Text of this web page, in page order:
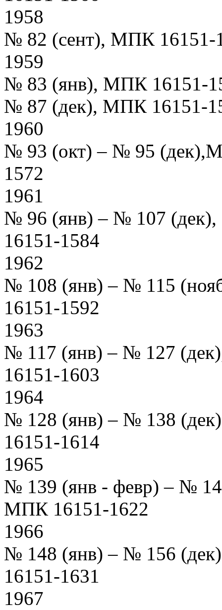
1958
№ 82 (сент), МПК 16151-
1959
№ 83 (янв), МПК 16151-
№ 87 (дек), МПК 16151-
1960
№ 93 (окт) – № 95
1572
1961
№ 96 (янв) – № 107
16151-1584
1962
№ 108 (янв) – № 115
16151-1592
1963
№ 117 (янв) – № 127
16151-1603
1964
№ 128 (янв) – № 138
16151-1614
1965
№ 139 (янв - февр) – №
МПК 16151-1622
1966
№ 148 (янв) – № 156
16151-1631
1967